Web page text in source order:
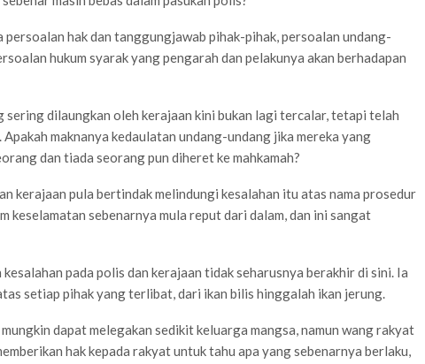
persoalan hak dan tanggungjawab pihak-pihak, persoalan undang-
hukum syarak yang pengarah dan pelakunya akan berhadapan
sering dilaungkan oleh kerajaan kini bukan lagi tercalar, tetapi telah
maknanya kedaulatan undang-undang jika mereka yang
dan tiada seorang pun diheret ke mahkamah?
kerajaan pula bertindak melindungi kesalahan itu atas nama prosedur
keselamatan sebenarnya mula reput dari dalam, dan ini sangat
pada polis dan kerajaan tidak seharusnya berakhir di sini. Ia
setiap pihak yang terlibat, dari ikan bilis hinggalah ikan jerung.
dapat melegakan sedikit keluarga mangsa, namun wang rakyat
hak kepada rakyat untuk tahu apa yang sebenarnya berlaku,